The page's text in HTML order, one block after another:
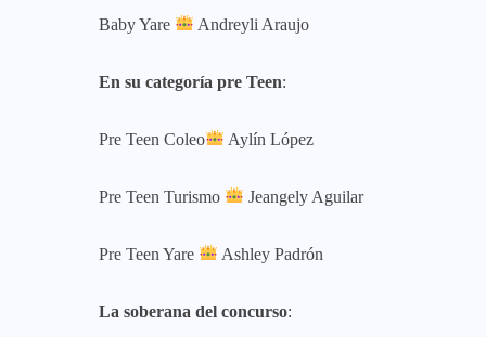
Baby Yare Andreyli Araujo
En su categoría pre Teen:
Pre Teen Coleo Aylín López
Pre Teen Turismo Jeangely Aguilar
Pre Teen Yare Ashley Padrón
La soberana del concurso: